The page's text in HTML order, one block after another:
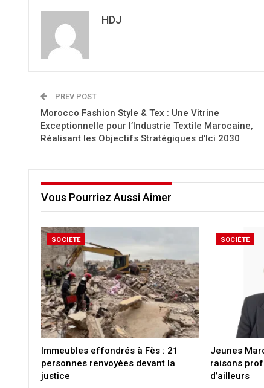
HDJ
PREV POST
Morocco Fashion Style & Tex : Une Vitrine
Exceptionnelle pour l’Industrie Textile Marocaine,
Réalisant les Objectifs Stratégiques d’Ici 2030
Vous Pourriez Aussi Aimer
SOCIÉTÉ
Immeubles effondrés à Fès : 21
personnes renvoyées devant la
justice
SOCIÉTÉ
Jeunes
raisons
d’ailleurs